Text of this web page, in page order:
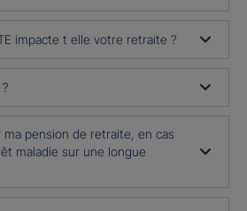
impacte t elle votre retraite ?
ma pension de retraite, en cas
maladie sur une longue